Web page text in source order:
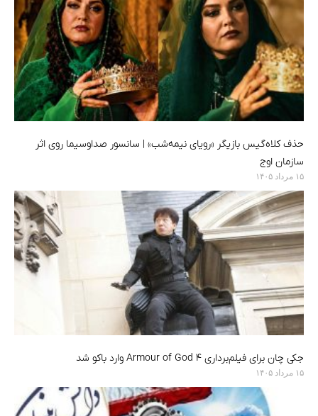
حذف کلاه‌گیس بازیگر «رویای نیمه‌شب» | سانسور صداوسیما روی اثر
سازمان اوج
۱۵ مرداد ۱۴۰۵
جکی چان برای فیلم‌برداری Armour of God 4 وارد باکو شد
۱۵ مرداد ۱۴۰۵